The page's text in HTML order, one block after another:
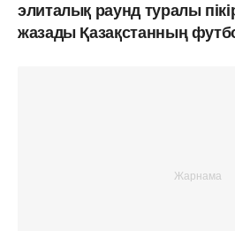
элиталық раунд туралы
жазады Қазақстанның